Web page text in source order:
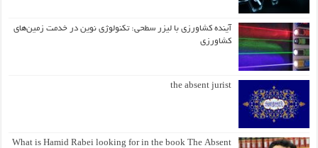
آینده کشاورزی با لیزر سطحی: تکنولوژی نوین در خدمت زمین‌های
کشاورزی
the absent jurist
What is Hamid Rabei looking for in the book The Absent